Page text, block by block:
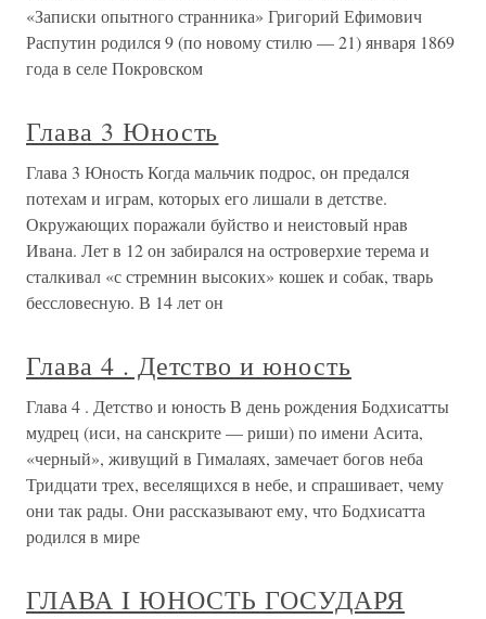
«Записки опытного странника» Григорий Ефимович
Распутин родился 9 (по новому стилю — 21) января 1869
года в селе Покровском
Глава 3 Юность
Глава 3 Юность Когда мальчик подрос, он предался
потехам и играм, которых его лишали в детстве.
Окружающих поражали буйство и неистовый нрав
Ивана. Лет в 12 он забирался на островерхие терема и
сталкивал «с стремнин высоких» кошек и собак, тварь
бессловесную. В 14 лет он
Глава 4 . Детство и юность
Глава 4 . Детство и юность В день рождения Бодхисатты
мудрец (иси, на санскрите — риши) по имени Асита,
«черный», живущий в Гималаях, замечает богов неба
Тридцати трех, веселящихся в небе, и спрашивает, чему
они так рады. Они рассказывают ему, что Бодхисатта
родился в мире
ГЛАВА I ЮНОСТЬ ГОСУДАРЯ